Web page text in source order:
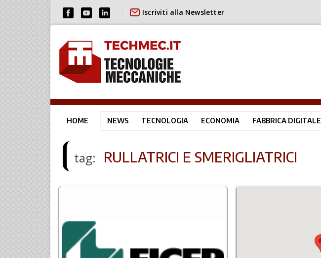
Iscriviti alla Newsletter
HOME NEWS TECNOLOGIA ECONOMIA FABBRICA DIGITALE
tag: RULLATRICI E SMERIGLIATRICI